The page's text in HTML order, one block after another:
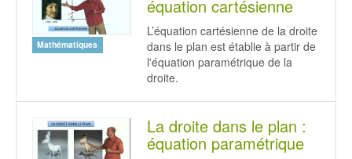
Mathématiques
équation cartésienne
L’équation cartésienne de la droite
dans le plan est établie à partir de
l'équation paramétrique de la
droite.
La droite dans le plan :
équation paramétrique